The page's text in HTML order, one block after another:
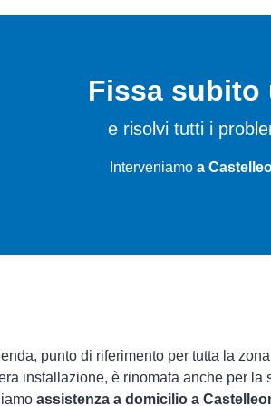
Fissa subito
e risolvi tutti i
Interveniamo a
punto di riferimento per tutta la
installazione, è rinomata anche per la
assistenza a domicilio a